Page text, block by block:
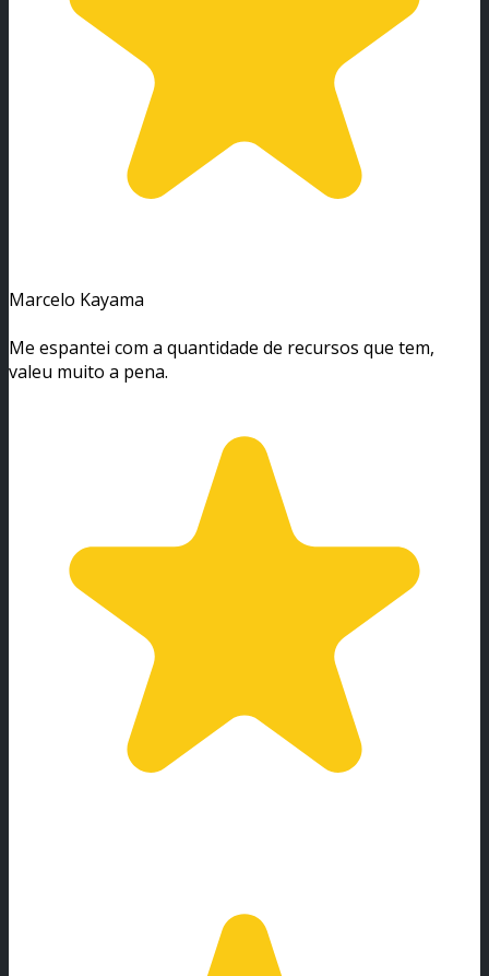
Marcelo Kayama
Me espantei com a quantidade de recursos que tem,
valeu muito a pena.